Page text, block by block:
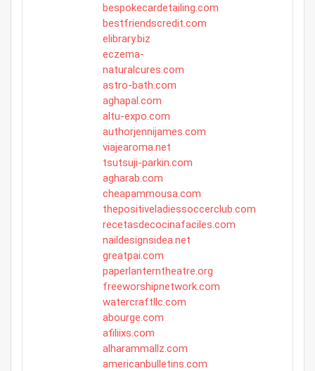
bespokecardetailing.com
bestfriendscredit.com
elibrary.biz
eczema-
naturalcures.com
astro-bath.com
aghapal.com
altu-expo.com
authorjennijames.com
viajearoma.net
tsutsuji-parkin.com
agharab.com
cheapammousa.com
thepositiveladiessoccerclub.com
recetasdecocinafaciles.com
naildesignsidea.net
greatpai.com
paperlanterntheatre.org
freeworshipnetwork.com
watercraftllc.com
abourge.com
afiliixs.com
alharammallz.com
americanbulletins.com